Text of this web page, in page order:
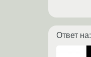
Ответ на: